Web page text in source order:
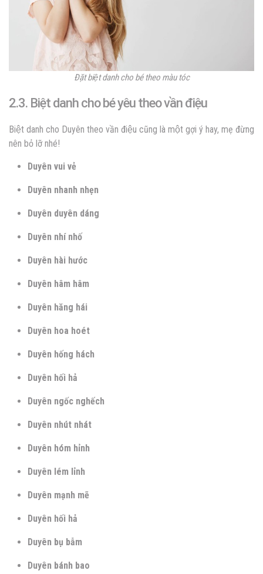
Đặt biệt danh cho bé theo màu tóc
2.3. Biệt danh cho bé yêu theo vần điệu
Biệt danh cho Duyên theo vần điệu cũng là một gợi ý hay, mẹ đừng
nên bỏ lỡ nhé!
Duyên vui vẻ
Duyên nhanh nhẹn
Duyên duyên dáng
Duyên nhí nhố
Duyên hài hước
Duyên hâm hâm
Duyên hăng hái
Duyên hoa hoét
Duyên hống hách
Duyên hối hả
Duyên ngốc nghếch
Duyên nhút nhát
Duyên hóm hỉnh
Duyên lém lỉnh
Duyên mạnh mẽ
Duyên hối hả
Duyên bụ bẫm
Duyên bánh bao